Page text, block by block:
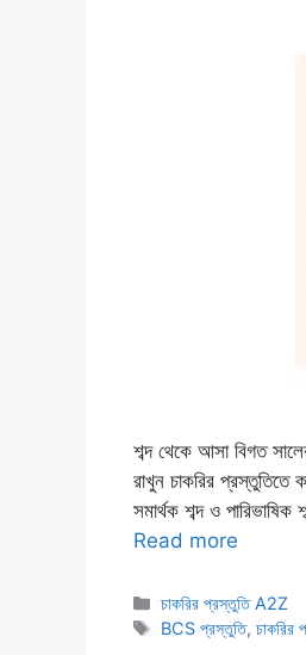
শব্দ থেকে আসা বিগত
রাখুন চাকরির প্রস্তুতিতে
সমার্থক শব্দ ও
Read more
Categories
চাকরির প্রস্তুতি A2Z
Tags
BCS প্রস্তুতি,চাকরির